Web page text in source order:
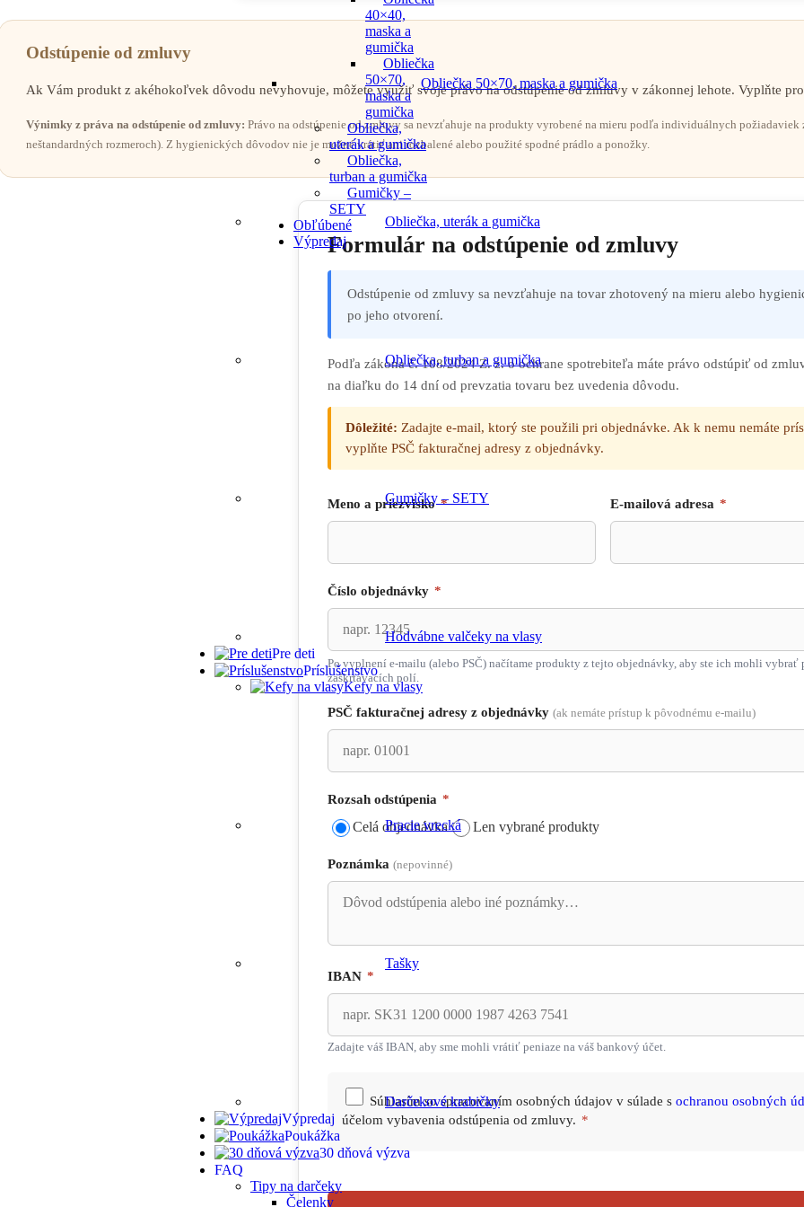
Obliečka 50×70, maska a gumička
Obliečka, uterák a gumička
Obliečka, turban a gumička
Gumičky – SETY
Hodvábne valčeky na vlasy
Pre deti
Príslušenstvo
Kefy na vlasy
Pracie vrecká
Tašky
Darčekové krabičky
Výpredaj
Poukážka
30 dňová výzva
FAQ
Tipy na darčeky
Čelenky
40×40,
maska a
gumička
Obliečka
50×70,
maska a
gumička
Obliečka,
uterák a gumička
Obliečka,
turban a gumička
Gumičky –
SETY
Obľúbené
Výpredaj
Odstúpenie od zmluvy
Ak Vám produkt z akéhokoľvek dôvodu nevyhovuje, môžete využiť svoje právo na odstúpenie od zmluvy v zákonnej lehote. Vyplňte
Výnimky z práva na odstúpenie od zmluvy: Právo na odstúpenie od zmluvy sa nevzťahuje na produkty vyrobené na mieru podľa individuálnych
neštandardných rozmeroch). Z hygienických dôvodov nie je možné vrátiť ani rozbalené alebo použité spodné prádlo a ponožky.
Formulár na odstúpenie od zmluvy
Odstúpenie od zmluvy sa nevzťahuje na tovar zhotovený na mieru alebo
po jeho otvorení.
Podľa zákona č. 108/2024 Z. z. o ochrane spotrebiteľa máte právo odstúpiť od
na diaľku do 14 dní od prevzatia tovaru bez uvedenia dôvodu.
Dôležité: Zadajte e-mail, ktorý ste použili pri objednávke. Ak k nemu nemáte
vyplňte PSČ fakturačnej adresy z objednávky.
Meno a priezvisko* E-mailová adresa *
Číslo objednávky *
Po vyplnení e-mailu (alebo PSČ) načítame produkty z tejto objednávky, aby ste ich mohli vybrať
zaškrtávacích polí.
PSČ fakturačnej adresy z objednávky (ak nemáte prístup k pôvodnému e-mailu)
Rozsah odstúpenia *
Celá objednávka Len vybrané produkty
Poznámka (nepovinné)
IBAN *
Zadajte váš IBAN, aby sme mohli vrátiť peniaze na váš bankový účet.
Súhlasím so spracovaním osobných údajov v súlade s ochranou osobných
účelom vybavenia odstúpenia od zmluvy. *